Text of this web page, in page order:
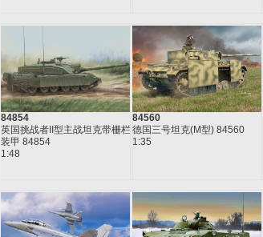
84854
英国挑战者II型主战坦克带栅栏
装甲 84854
1:48
84560
德国三号坦克(M型) 84560
1:35